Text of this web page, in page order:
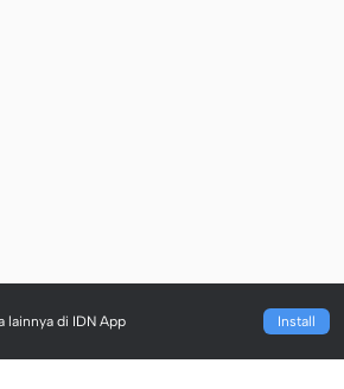
lainnya di IDN App Install